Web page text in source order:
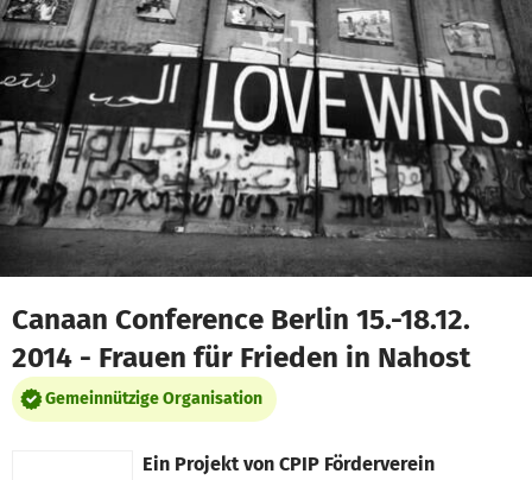
Zum Hauptinhalt springen
Erklärung zur Barrierefreiheit anzeigen
Canaan Conference Berlin 15.-18.12.
2014 - Frauen für Frieden in Nahost
Gemeinnützige Organisation
Ein Projekt von CPIP Förderverein